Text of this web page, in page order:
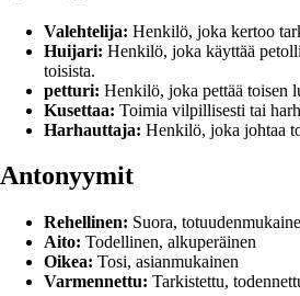
Valehtelija: Henkilö, joka kertoo
Huijari: Henkilö, joka käyttää
toisista.
petturi: Henkilö, joka pettää toisen
Kusettaa: Toimia vilpillisesti tai
Harhauttaja: Henkilö, joka johtaa
Antonyymit
Rehellinen: Suora,
Aito: Todellinen, alkuperäinen
Oikea: Tosi, asianmukainen
Varmennettu: Tarkistettu,